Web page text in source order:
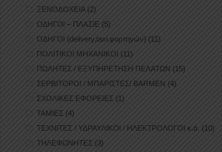
ΞΕΝΟΔΟΧΕΙΑ (2)
ΟΔΗΓΟΙ – ΠΛΑΣΙΕ (5)
ΟΔΗΓΟΙ (delivery,taxi,φορτηγών) (11)
ΠΟΛΙΤΙΚΟΙ ΜΗΧΑΝΙΚΟΙ (11)
ΠΩΛΗΤΕΣ / ΕΞΥΠΗΡΕΤΗΣΗ ΠΕΛΑΤΩΝ (15)
ΣΕΡΒΙΤΟΡΟΙ / ΜΠΑΡΙΣΤΕΣ/ BARMEN (4)
ΣΧΟΛΙΚΕΣ ΕΦΟΡΕΙΕΣ (1)
ΤΑΜΙΕΣ (4)
ΤΕΧΝΙΤΕΣ / ΥΔΡΑΥΛΙΚΟΙ / ΗΛΕΚΤΡΟΛΟΓΟΙ κ.ά. (10)
ΤΗΛΕΦΩΝΗΤΕΣ (3)